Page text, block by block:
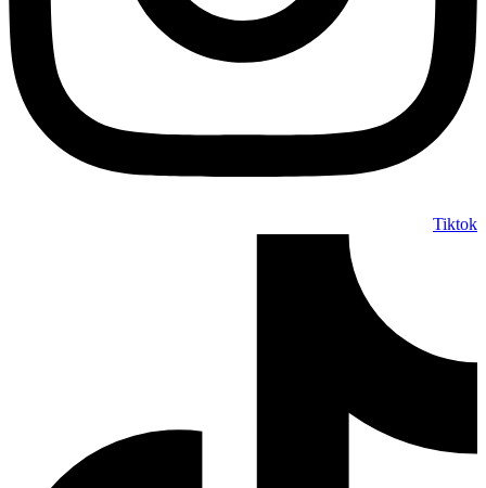
Tiktok